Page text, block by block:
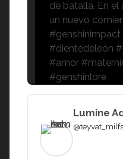
de batalla. En el
un nuevo
#dientedeleón
#amor
#genshinlore
Lumine
@teyvat_milfs